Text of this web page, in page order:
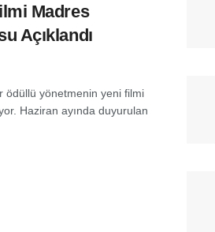
Madres
Açıklandı
ödüllü yönetmenin yeni filmi
Haziran ayında duyurulan